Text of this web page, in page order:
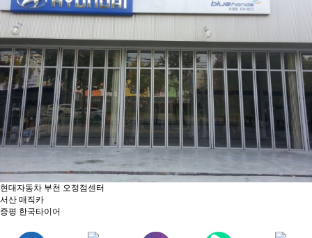
현대자동차 부천 오정점센터
서산 매직카
증평 한국타이어